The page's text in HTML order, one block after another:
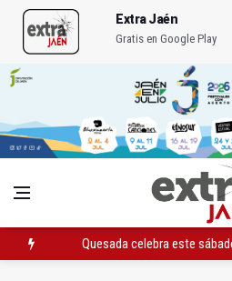
Extra Jaén
Gratis en Google Play
Quesada celebra este